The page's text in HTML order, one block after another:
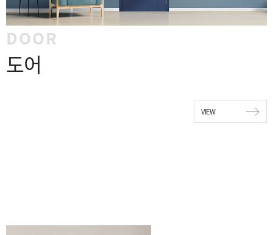
DOOR
도어
VIEW